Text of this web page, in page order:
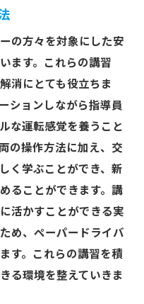
しい時間帯の見極
コース設定
場の活用法
業のステップバイス
転練習の進め方
持方法
の方々を対象にした安
ます。これらの講習
消にとても役立ちま
ションしながら指導員
な運転感覚を養うこと
の操作方法に加え、交
く学ぶことができ、新
ることができます。講
活かすことができる実
め、ペーパードライバ
す。これらの講習を積
る環境を整えていきま